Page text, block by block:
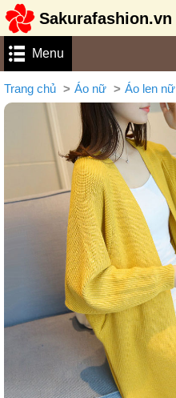
Sakurafashion.vn
Menu
Trang chủ Áo nữ Áo len nữ